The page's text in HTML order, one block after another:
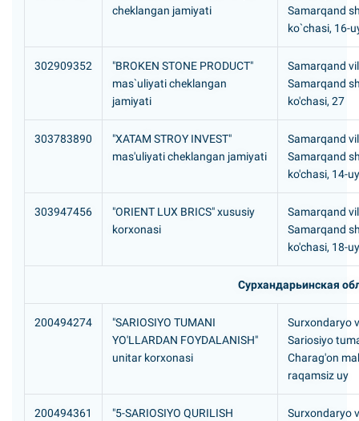
cheklangan jamiyati
Samarqand
ko`chasi, 16-
302909352
"BROKEN STONE PRODUCT"
mas`uliyati cheklangan
jamiyati
Samarqand
Samarqand
ko'chasi, 27
303783890
"XATAM STROY INVEST"
mas'uliyati cheklangan jamiyati
Samarqand
Samarqand
ko'chasi, 14-
303947456
"ORIENT LUX BRICS" xususiy
korxonasi
Samarqand
Samarqand
ko'chasi, 18-
Сурхандарьинская
200494274
"SARIOSIYO TUMANI
YO'LLARDAN FOYDALANISH"
unitar korxonasi
Surxondaryo
Sariosiyo
Charag'on
raqamsiz uy
200494361
"5-SARIOSIYO QURILISH
Surxondaryo